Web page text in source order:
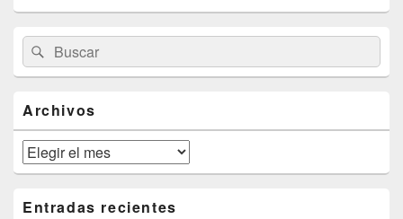
área
de
widget
lateral
primaria
Buscar
por:
Buscar
Archivos
Archivos
Entradas recientes